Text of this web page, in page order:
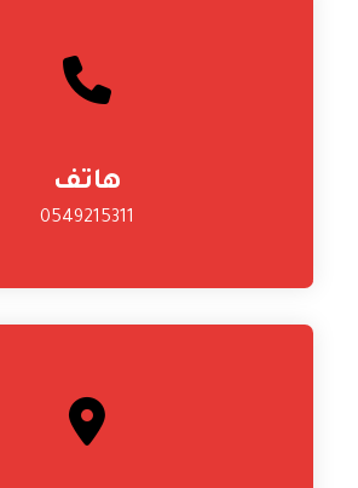
هاتف
0549215311